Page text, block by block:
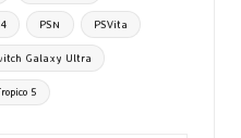
PSN PSVita
Galaxy Ultra
5